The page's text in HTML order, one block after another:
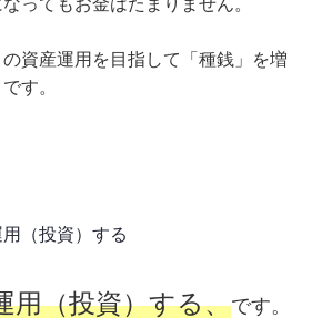
資産運用を目指して「種銭」を増
す。
（投資）する
用（投資）する、です。